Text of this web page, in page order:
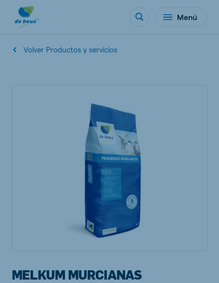
Menú
Volver Productos y servicios
MELKUM MURCIANAS